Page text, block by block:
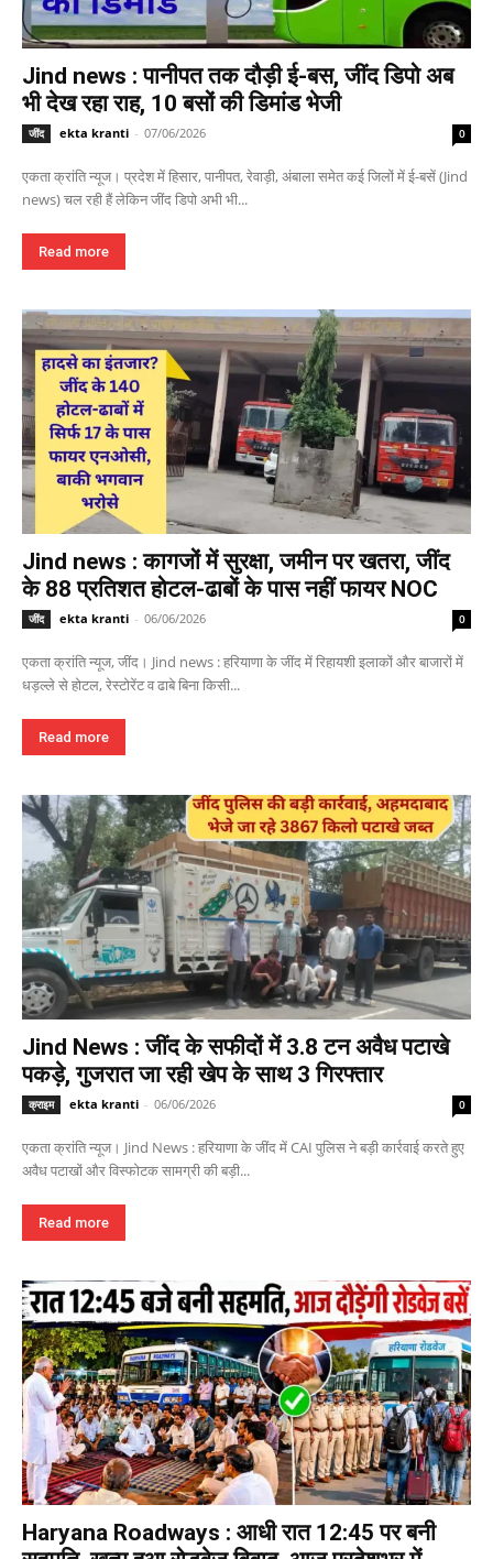
Jind news : पानीपत तक दौड़ी ई-बस, जींद डिपो अब
भी देख रहा राह, 10 बसों की डिमांड भेजी
जींद ekta kranti - 07/06/2026 0
एकता क्रांति न्यूज। प्रदेश में हिसार, पानीपत, रेवाड़ी, अंबाला समेत कई जिलों में ई-बसें (Jind
news) चल रही हैं लेकिन जींद डिपो अभी भी...
Read more
Jind news : कागजों में सुरक्षा, जमीन पर खतरा, जींद
के 88 प्रतिशत होटल-ढाबों के पास नहीं फायर NOC
जींद ekta kranti - 06/06/2026 0
एकता क्रांति न्यूज, जींद। Jind news : हरियाणा के जींद में रिहायशी इलाकों और बाजारों में
धड़ल्ले से होटल, रेस्टोरेंट व ढाबे बिना किसी...
Read more
Jind News : जींद के सफीदों में 3.8 टन अवैध पटाखे
पकड़े, गुजरात जा रही खेप के साथ 3 गिरफ्तार
क्राइम ekta kranti - 06/06/2026 0
एकता क्रांति न्यूज। Jind News : हरियाणा के जींद में CAI पुलिस ने बड़ी कार्रवाई करते हुए
अवैध पटाखों और विस्फोटक सामग्री की बड़ी...
Read more
Haryana Roadways : आधी रात 12:45 पर बनी